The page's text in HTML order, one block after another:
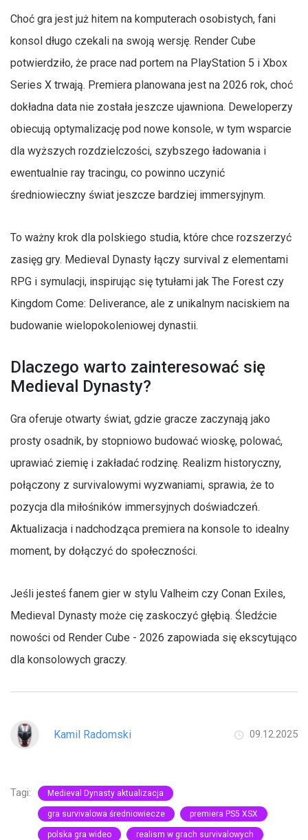
Choć gra jest już hitem na komputerach osobistych, fani
konsol długo czekali na swoją wersję. Render Cube
potwierdziło, że prace nad portem na PlayStation 5 i Xbox
Series X trwają. Premiera planowana jest na 2026 rok, choć
dokładna data nie została jeszcze ujawniona. Deweloperzy
obiecują optymalizację pod nowe konsole, w tym wsparcie
dla wyższych rozdzielczości, szybszego ładowania i
ewentualnie ray tracingu, co powinno uczynić
średniowieczny świat jeszcze bardziej immersyjnym.
To ważny krok dla polskiego studia, które chce rozszerzyć
zasięg gry. Medieval Dynasty łączy survival z elementami
RPG i symulacji, inspirując się tytułami jak The Forest czy
Kingdom Come: Deliverance, ale z unikalnym naciskiem na
budowanie wielopokoleniowej dynastii.
Dlaczego warto zainteresować się
Medieval Dynasty?
Gra oferuje otwarty świat, gdzie gracze zaczynają jako
prosty osadnik, by stopniowo budować wioskę, polować,
uprawiać ziemię i zakładać rodzinę. Realizm historyczny,
połączony z survivalowymi wyzwaniami, sprawia, że to
pozycja dla miłośników immersyjnych doświadczeń.
Aktualizacja i nadchodząca premiera na konsole to idealny
moment, by dołączyć do społeczności.
Jeśli jesteś fanem gier w stylu Valheim czy Conan Exiles,
Medieval Dynasty może cię zaskoczyć głębią. Śledźcie
nowości od Render Cube - 2026 zapowiada się ekscytująco
dla konsolowych graczy.
Kamil Radomski 09.12.2025
Tagi: Medieval Dynasty aktualizacja
gra survivalowa średniowiecze premiera PS5 XSX
polska gra wideo realism w grach survivalowych